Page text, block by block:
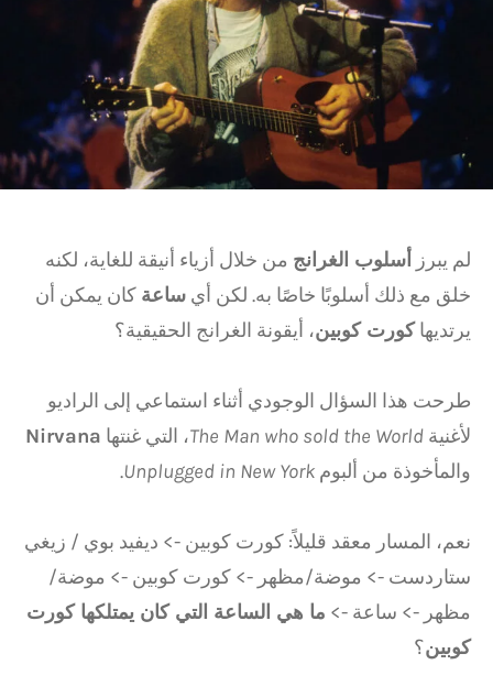
لم يبرز أسلوب الغرانج من خلال أزياء أنيقة للغاية، لكنه
خلق مع ذلك أسلوبًا خاصًا به. لكن أي ساعة كان يمكن أن
يرتديهاكورت كوبين، أيقونة الغرانج الحقيقية؟
طرحت هذا السؤال الوجودي أثناء استماعي إلى الراديو
لأغنية The Man who sold the World، التي غنتها Nirvana
والمأخوذة من ألبوم Unplugged in New York
.
نعم، المسار معقد قليلاً: كورت كوبين -> ديفيد بوي / زيغي
ستاردست -> موضة/مظهر -> كورت كوبين -> موضة/
مظهر -> ساعة -> ما هي الساعة التي كان يمتلكها كورت
كوبين؟